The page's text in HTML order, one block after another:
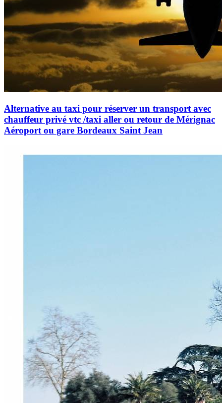
Alternative au taxi pour réserver un transport avec
chauffeur privé vtc /taxi aller ou retour de Mérignac
Aéroport ou gare Bordeaux Saint Jean